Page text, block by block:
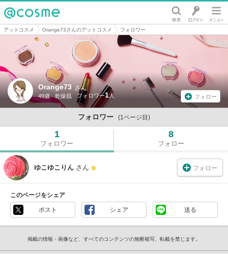
@cosme
アットコスメ Orange73さんのアットコスメ フォロワー
Orange73 さん
49歳 乾燥肌 1 フォロー
フォロワー (1ページ目)
1
フォロワー
8
フォロー
ゆこゆこりん さん フォロー
このページをシェア
ポスト シェア 送る
掲載の情報・画像など、すべてのコンテンツの無断複写、転載を禁じます。